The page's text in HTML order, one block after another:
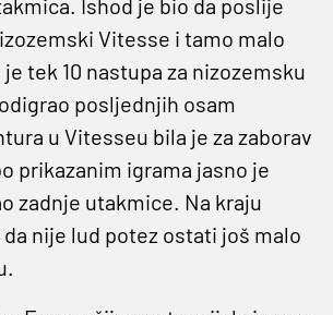
Ishod je bio da poslije
Vitesse i tamo malo
tek 10 nastupa za nizozemsku
posljednjih osam
u Vitesseu bila je za zaborav
prikazanim igrama jasno je
zadnje utakmice. Na kraju
nije lud potez ostati još malo